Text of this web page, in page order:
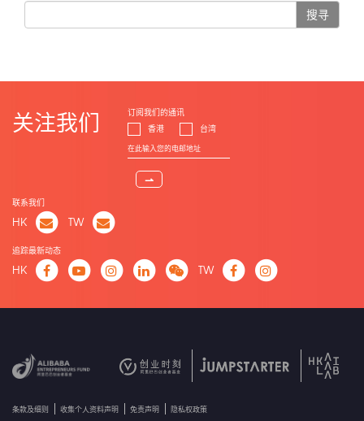
搜寻
关注我们
订阅我们的通讯
香港
台湾
⇀
联系我们
HK TW
追踪最新动态
HK TW
条款及细则 收集个人资料声明 免责声明 隐私权政策